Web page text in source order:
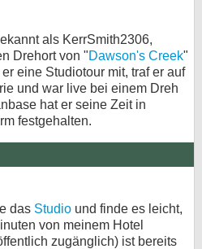
als KerrSmith2306,
Drehort von "Dawson's Creek"
eine Studiotour mit, traf er auf
und war live bei einem Dreh
hat er seine Zeit in
festgehalten.
das Studio und finde es leicht,
von meinem Hotel
zugänglich) ist bereits
bei X
bei Facebook
Kontakt
Cookie-Einstellungen